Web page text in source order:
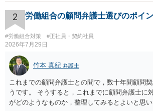
わりにする必要がある」という趣旨なのではな
続放棄したとしても、取締役である母には残さ
をどうするのかという問題が残ります。 一度、
専門家に相談されることをオススメ致します。
2 労働組合の顧問弁護士選びのポイ
#労働組合対策 #正社員・契約社員
2026年7月29日
竹本 真紀 弁護士
これまでの顧問弁護士との間で，数十年間顧問
うです。 そうすると，これまでに顧問弁護士に
がどのようなものか，整理してみるとよいと思